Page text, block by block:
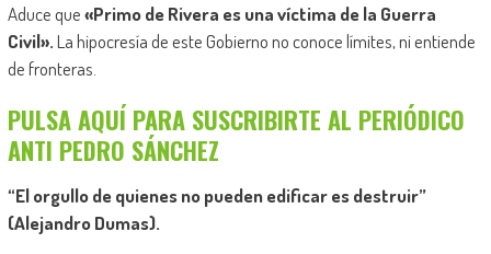
Aduce que«Primo de Rivera es una víctima de la Guerra
Civil».La hipocresía de este Gobierno no conoce límites, ni entiende
de fronteras.
PULSA AQUÍ PARA SUSCRIBIRTE AL PERIÓDICO
ANTI PEDRO SÁNCHEZ
“El orgullo de quienes no pueden edificar es destruir”
(Alejandro Dumas).